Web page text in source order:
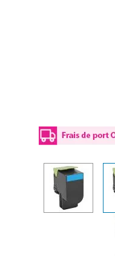
View larger